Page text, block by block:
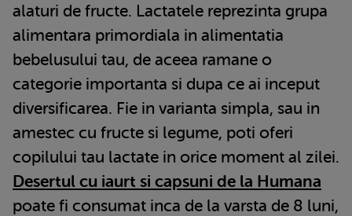
alaturi de fructe. Lactatele reprezinta grupa
alimentara primordiala in alimentatia
bebelusului tau, de aceea ramane o
categorie importanta si dupa ce ai inceput
diversificarea. Fie in varianta simpla, sau in
amestec cu fructe si legume, poti oferi
copilului tau lactate in orice moment al zilei.
Desertul cu iaurt si capsuni de la Humana
poate fi consumat inca de la varsta de 8 luni,